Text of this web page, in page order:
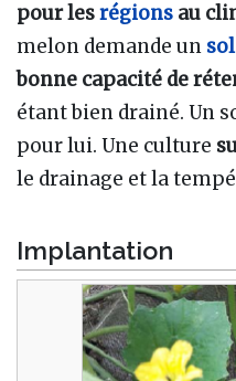
pour lesrégions au
melon demande un
bonne capacité de
étant bien drainé. Un
pour lui. Une culture
le drainage et la
Implantation